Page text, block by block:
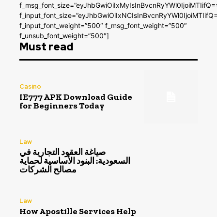
f_input_font_weight=”500″ f_msg_font_weight=”500″
f_unsub_font_weight=”500″]
Must read
Casino
IE777 APK Download Guide
for Beginners Today
Law
صياغة العقود التجارية في
السعودية: البنود الأساسية لحماية
مصالح الشركات
Law
How Apostille Services Help